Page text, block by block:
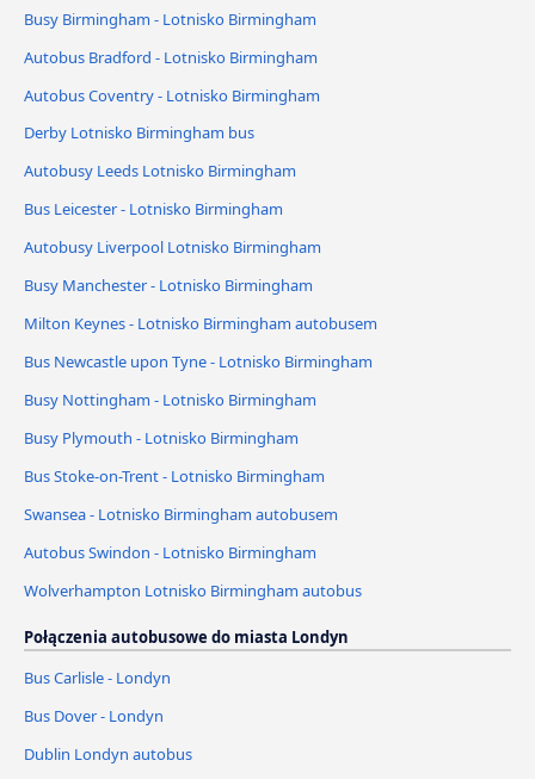
Busy Birmingham - Lotnisko Birmingham
Autobus Bradford - Lotnisko Birmingham
Autobus Coventry - Lotnisko Birmingham
Derby Lotnisko Birmingham bus
Autobusy Leeds Lotnisko Birmingham
Bus Leicester - Lotnisko Birmingham
Autobusy Liverpool Lotnisko Birmingham
Busy Manchester - Lotnisko Birmingham
Milton Keynes - Lotnisko Birmingham autobusem
Bus Newcastle upon Tyne - Lotnisko Birmingham
Busy Nottingham - Lotnisko Birmingham
Busy Plymouth - Lotnisko Birmingham
Bus Stoke-on-Trent - Lotnisko Birmingham
Swansea - Lotnisko Birmingham autobusem
Autobus Swindon - Lotnisko Birmingham
Wolverhampton Lotnisko Birmingham autobus
Połączenia autobusowe do miasta Londyn
Bus Carlisle - Londyn
Bus Dover - Londyn
Dublin Londyn autobus